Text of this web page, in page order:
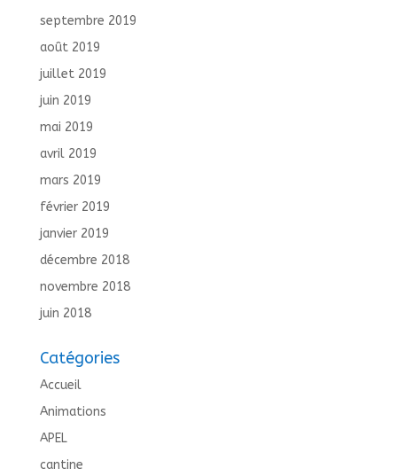
septembre 2019
août 2019
juillet 2019
juin 2019
mai 2019
avril 2019
mars 2019
février 2019
janvier 2019
décembre 2018
novembre 2018
juin 2018
Catégories
Accueil
Animations
APEL
cantine